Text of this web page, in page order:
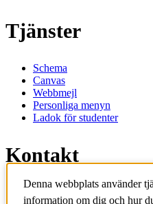
Tjänster
Schema
Canvas
Webbmejl
Personliga menyn
Ladok för studenter
Kontakt
Kontakta
Denna webbplats använder
information om dig och hur